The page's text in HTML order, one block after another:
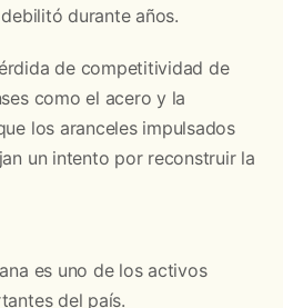
durante años.
de competitividad de
como el acero y la
los aranceles impulsados
un intento por reconstruir la
es uno de los activos
del país.